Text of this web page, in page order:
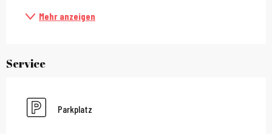
Mehr anzeigen
Service
Parkplatz